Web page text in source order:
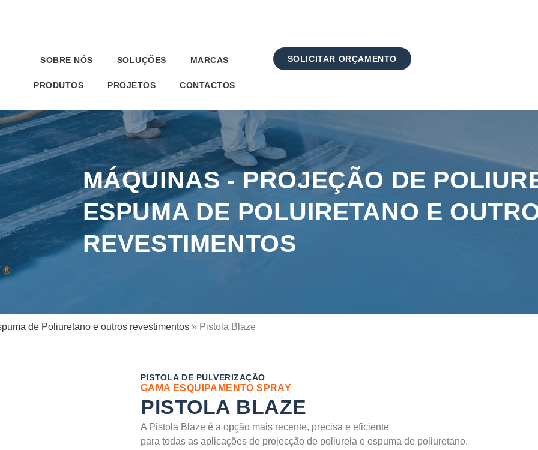
SOBRE NÓS SOLUÇÕES MARCAS
PRODUTOS PROJETOS CONTACTOS
SOLICITAR ORÇAMENTO
MÁQUINAS - PROJEÇÃO DE
ESPUMA DE POLUIRETANO E
REVESTIMENTOS
de Poliuretano e outros revestimentos » Pistola Blaze
PISTOLA DE PULVERIZAÇÃO
GAMA ESQUIPAMENTO SPRAY
PISTOLA BLAZE
A Pistola Blaze é a opção mais recente, precisa e eficiente
para todas as aplicações de projecção de poliureia e espuma de poliuretano.